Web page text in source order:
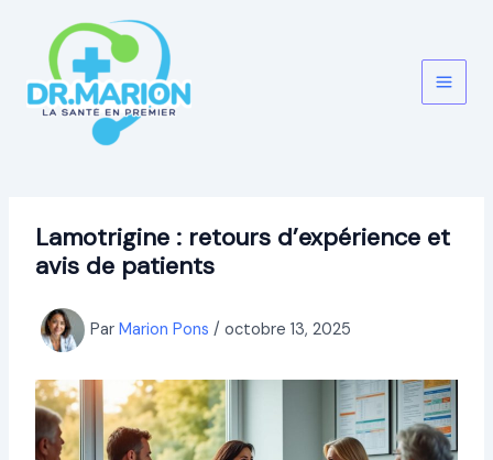
contenu
Lamotrigine : retours d’expérience et
avis de patients
Par Marion Pons / octobre 13, 2025